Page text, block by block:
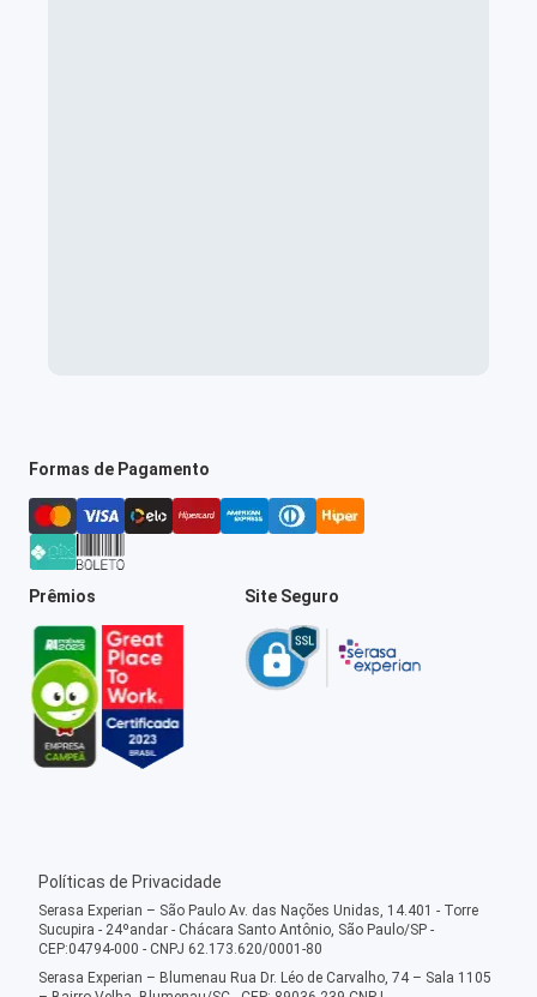
Formas de Pagamento
Prêmios Site Seguro
Políticas de Privacidade
Serasa Experian – São Paulo Av. das Nações Unidas, 14.401 - Torre
Sucupira - 24ºandar - Chácara Santo Antônio, São Paulo/SP -
CEP:04794-000 - CNPJ 62.173.620/0001-80
Serasa Experian – Blumenau Rua Dr. Léo de Carvalho, 74 – Sala 1105